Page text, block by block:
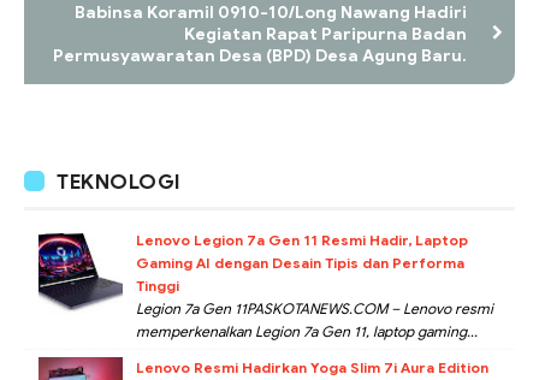
Babinsa Koramil 0910-10/Long Nawang Hadiri
Kegiatan Rapat Paripurna Badan
Permusyawaratan Desa (BPD) Desa Agung Baru.
TEKNOLOGI
Lenovo Legion 7a Gen 11 Resmi Hadir, Laptop
Gaming AI dengan Desain Tipis dan Performa
Tinggi
Legion 7a Gen 11PASKOTANEWS.COM – Lenovo resmi
memperkenalkan Legion 7a Gen 11, laptop gaming...
Lenovo Resmi Hadirkan Yoga Slim 7i Aura Edition